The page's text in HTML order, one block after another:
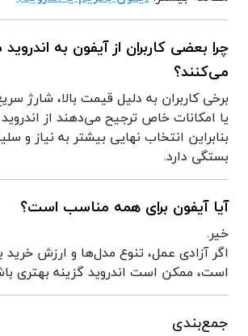
چرا بعضی کاربران از آیفون به
می‌کنند؟
برخی کاربران به دلیل قیمت بالا، شارژ
یا امکانات خاص ترجیح می‌دهند از
بنابراین انتخاب نهایی بیشتر به نیاز و
بستگی دارد.
آیا آیفون برای همه مناسب است؟
خیر.
اگر آزادی عمل، تنوع مدل‌ها و ارزش خرید
است، ممکن است اندروید گزینه بهتری
جمع‌بندی